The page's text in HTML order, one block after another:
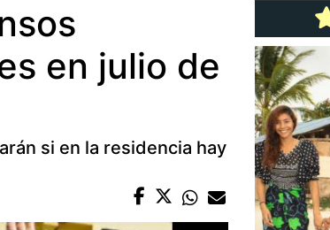
en julio de
si en la residencia hay